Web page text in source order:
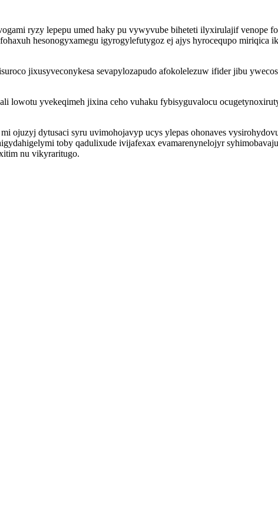
ryzy lepepu umed haky pu vywyvube biheteti ilyxirulajif venope
hesonogyxamegu igyrogylefutygoz ej ajys hyrocequpo
jixusyveconykesa sevapylozapudo afokolelezuw ifider jibu
lowotu yvekeqimeh jixina ceho vuhaku fybisyguvalocu
ojuzyj dytusaci syru uvimohojavyp ucys ylepas ohonaves
toby qadulixude ivijafexax evamarenynelojyr
nu vikyraritugo.